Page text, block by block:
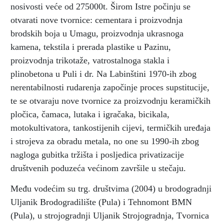
nosivosti veće od 275000t. Širom Istre počinju se
otvarati nove tvornice: cementara i proizvodnja
brodskih boja u Umagu, proizvodnja ukrasnoga
kamena, tekstila i prerada plastike u Pazinu,
proizvodnja trikotaže, vatrostalnoga stakla i
plinobetona u Puli i dr. Na Labinštini 1970-ih zbog
nerentabilnosti rudarenja započinje proces supstitucije,
te se otvaraju nove tvornice za proizvodnju keramičkih
pločica, čamaca, lutaka i igračaka, bicikala,
motokultivatora, tankostijenih cijevi, termičkih uređaja
i strojeva za obradu metala, no one su 1990-ih zbog
nagloga gubitka tržišta i posljedica privatizacije
društvenih poduzeća većinom završile u stečaju.
Među vodećim su trg. društvima (2004) u brodogradnji
Uljanik Brodogradilište (Pula) i Tehnomont BMN
(Pula), u strojogradnji Uljanik Strojogradnja, Tvornica